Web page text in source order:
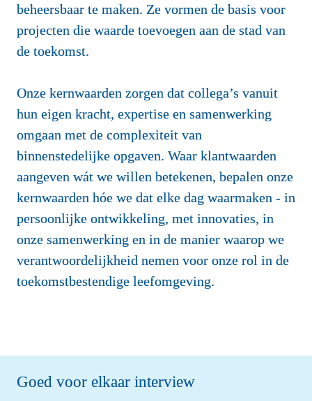
beheersbaar te maken. Ze vormen de basis voor
projecten die waarde toevoegen aan de stad van
de toekomst.
Onze kernwaarden zorgen dat collega’s vanuit
hun eigen kracht, expertise en samenwerking
omgaan met de complexiteit van
binnenstedelijke opgaven. Waar klantwaarden
aangeven wát we willen betekenen, bepalen onze
kernwaarden hóe we dat elke dag waarmaken - in
persoonlijke ontwikkeling, met innovaties, in
onze samenwerking en in de manier waarop we
verantwoordelijkheid nemen voor onze rol in de
toekomstbestendige leefomgeving.
Goed voor elkaar interview